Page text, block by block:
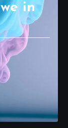
in